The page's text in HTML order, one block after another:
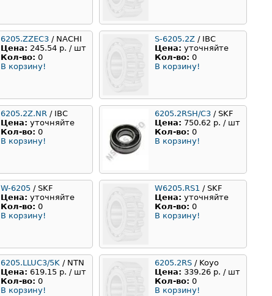
6205.ZZEC3 / NACHI
Цена: 245.54 р. / шт
Кол-во: 0
В корзину!
S-6205.2Z / IBC
Цена: уточняйте
Кол-во: 0
В корзину!
6205.2Z.NR / IBC
Цена: уточняйте
Кол-во: 0
В корзину!
6205.2RSH/C3 / SKF
Цена: 750.62 р. / шт
Кол-во: 0
В корзину!
W-6205 / SKF
Цена: уточняйте
Кол-во: 0
В корзину!
W6205.RS1 / SKF
Цена: уточняйте
Кол-во: 0
В корзину!
6205.LLUC3/5K / NTN
Цена: 619.15 р. / шт
Кол-во: 0
В корзину!
6205.2RS / Koyo
Цена: 339.26 р. / шт
Кол-во: 0
В корзину!